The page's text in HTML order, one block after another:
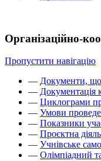
Організаційно-
Пропустити навігацію
— Документи, що
— Документація
— Циклограми
— Умови
— Показники
— Проєктна
— Учнівське
— Олімпіадний